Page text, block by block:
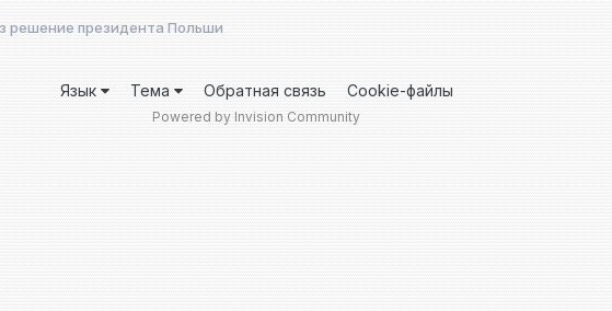
решение президента Польши
Язык Тема Обратная связь Cookie-файлы
Powered by Invision Community